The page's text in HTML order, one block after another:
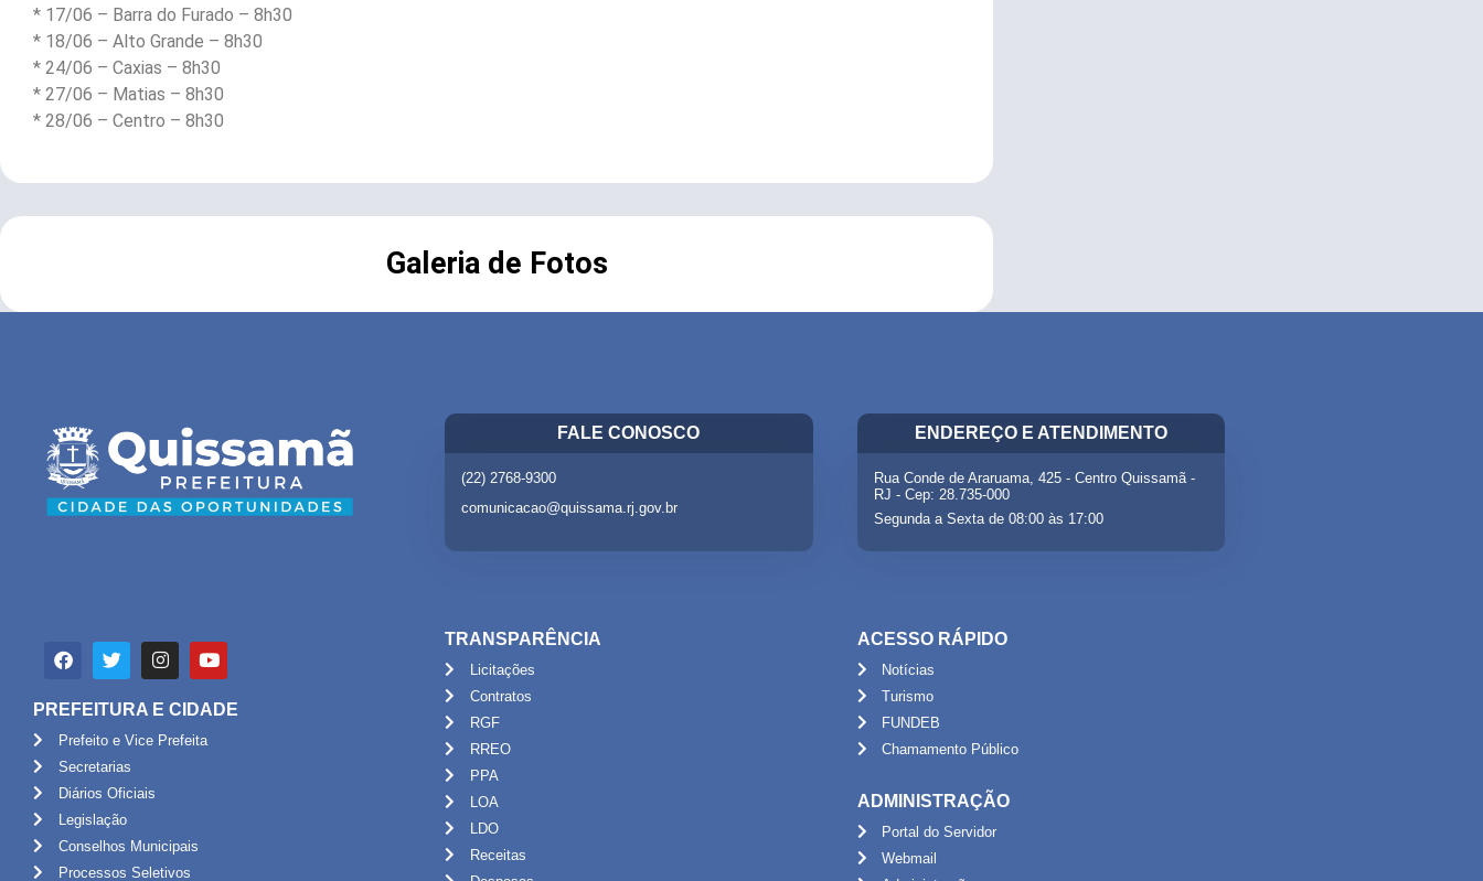
* 17/06 – Barra do Furado – 8h30
* 18/06 – Alto Grande – 8h30
* 24/06 – Caxias – 8h30
* 27/06 – Matias – 8h30
* 28/06 – Centro – 8h30
Galeria de Fotos
FALE CONOSCO
(22) 2768-9300
comunicacao@quissama.rj.gov.br
ENDEREÇO E ATENDIMENTO
Rua Conde de Araruama, 425 - Centro Quissamã -
RJ - Cep: 28.735-000
Segunda a Sexta de 08:00 às 17:00
PREFEITURA E CIDADE
Prefeito e Vice Prefeita
Secretarias
Diários Oficiais
Legislação
Conselhos Municipais
Processos Seletivos
TRANSPARÊNCIA
Licitações
Contratos
RGF
RREO
PPA
LOA
LDO
Receitas
ACESSO RÁPIDO
Notícias
Turismo
FUNDEB
Chamamento Público
ADMINISTRAÇÃO
Portal do Servidor
Webmail